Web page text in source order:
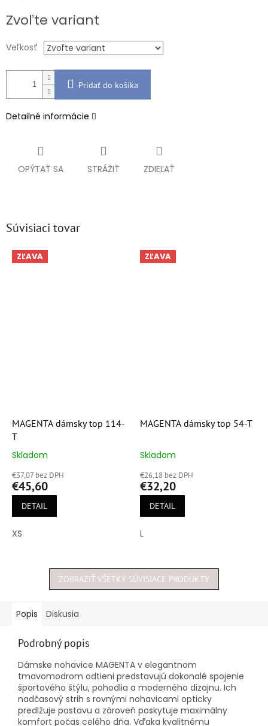
cena:
Zvoľte variant
Veľkosť
Pridať do košíka
Detailné informácie
OPÝTAŤ SA STRÁŽIŤ ZDIEĽAŤ
Súvisiaci tovar
ZĽAVA
MAGENTA dámsky top 114-
T
Priemerné
produktu
je
5,0
hviezdičiek.
Skladom
€37,07 bez DPH
€45,60
DETAIL
XS
ZĽAVA
MAGENTA dámsky top 54-T
Priemerné
produktu
je
5,0
hviezdičiek.
Skladom
€26,18 bez DPH
€32,20
DETAIL
L
ZOBRAZIŤ VŠETKY SÚVISIACE PRODUKTY
Popis Diskusia
Podrobný popis
Dámske nohavice MAGENTA v elegantnom
tmavomodrom odtieni predstavujú dokonalé spojenie
športového štýlu, pohodlia a moderného dizajnu. Ich
nadčasový strih s rovnými nohavicami opticky
predlžuje postavu a zároveň poskytuje maximálny
komfort počas celého dňa. Vďaka kvalitnému